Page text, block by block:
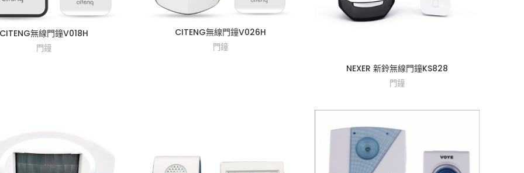
無線門鐘V018H
門鐘
CITENG無線門鐘V026H
門鐘
NEXER 新鈴無線門鐘KS828
門鐘